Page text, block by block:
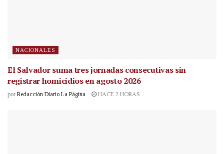
NACIONALES
El Salvador suma tres jornadas consecutivas sin
registrar homicidios en agosto 2026
por Redacción Diario La Página HACE 2 HORAS